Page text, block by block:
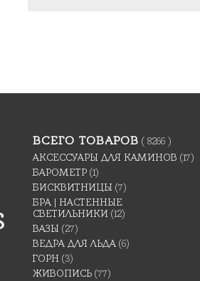
ВСЕГО ТОВАРОВ ( 8266 )
АКСЕССУАРЫ ДЛЯ КАМИНОВ (17)
БАРОМЕТР (1)
БИСКВИТНИЦЫ (7)
БРА | НАСТЕННЫЕ
СВЕТИЛЬНИКИ (12)
ВАЗЫ (27)
ВЕДРА ДЛЯ ЛЬДА (6)
ГОРН (3)
ЖИВОПИСЬ (77)